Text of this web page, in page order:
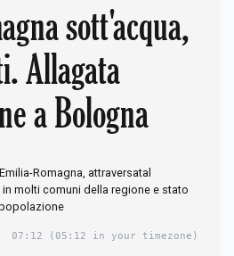
sott'acqua,
Allagata
a Bologna
Romagna, attraversatal
molti comuni della regione e stato
07:12 (05:12 in your timezone)